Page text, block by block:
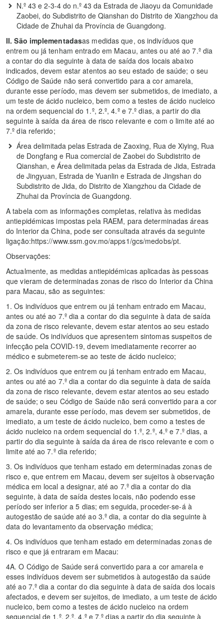
N.º 43 e 2-3-4 do n.º 43 da Estrada de Jiaoyu da Comunidade
Zaobei, do Subdistrito de Qianshan do Distrito de Xiangzhou da
Cidade de Zhuhai da Província de Guangdong.
II. São implementadasas medidas que, os indivíduos que
entrem ou já tenham entrado em Macau, antes ou até ao 7.º dia
a contar do dia seguinte à data de saída dos locais abaixo
indicados, devem estar atentos ao seu estado de saúde; o seu
Código de Saúde não será convertido para a cor amarela,
durante esse período, mas devem ser submetidos, de imediato, a
um teste de ácido nucleico, bem como a testes de ácido nucleico
na ordem sequencial do 1.º, 2.º, 4.º e 7.º dias, a partir do dia
seguinte à saída da área de risco relevante e com o limite até ao
7.º dia referido;
Área delimitada pelas Estrada de Zaoxing, Rua de Xiying, Rua
de Dongfang e Rua comercial de Zaobei do Subdistrito de
Qianshan, e Área delimitada pelas da Estrada de Jida, Estrada
de Jingyuan, Estrada de Yuanlin e Estrada de Jingshan do
Subdistrito de Jida, do Distrito de Xiangzhou da Cidade de
Zhuhai da Província de Guangdong.
A tabela com as informações completas, relativa às medidas
antiepidémicas impostas pela RAEM, para determinadas áreas
do Interior da China, pode ser consultada através da seguinte
ligação:https://www.ssm.gov.mo/apps1/gcs/medobs/pt.
Observações:
Actualmente, as medidas antiepidémicas aplicadas às pessoas
que vieram de determinadas zonas de risco do Interior da China
para Macau, são as seguintes:
1. Os indivíduos que entrem ou já tenham entrado em Macau,
antes ou até ao 7.º dia a contar do dia seguinte à data de saída
da zona de risco relevante, devem estar atentos ao seu estado
de saúde. Os indivíduos que apresentem sintomas suspeitos de
infecção pela COVID-19, devem imediatamente recorrer ao
médico e submeterem-se ao teste de ácido nucleico;
2. Os indivíduos que entrem ou já tenham entrado em Macau,
antes ou até ao 7.º dia a contar do dia seguinte à data de saída
da zona de risco relevante, devem estar atentos ao seu estado
de saúde; o seu Código de Saúde não será convertido para a cor
amarela, durante esse período, mas devem ser submetidos, de
imediato, a um teste de ácido nucleico, bem como a testes de
ácido nucleico na ordem sequencial do 1.º, 2.º, 4.º e 7.º dias, a
partir do dia seguinte à saída da área de risco relevante e com o
limite até ao 7.º dia referido;
3. Os indivíduos que tenham estado em determinadas zonas de
risco e, que entrem em Macau, devem ser sujeitos à observação
médica em local a designar, até ao 7.º dia a contar do dia
seguinte, à data de saída destes locais, não podendo esse
período ser inferior a 5 dias; em seguida, proceder-se-á à
autogestão de saúde até ao 3.º dia, a contar do dia seguinte à
data do levantamento da observação médica;
4. Os indivíduos que tenham estado em determinadas zonas de
risco e que já entraram em Macau:
4A. O Código de Saúde será convertido para a cor amarela e
esses indivíduos devem ser submetidos à autogestão da saúde
até ao 7.º dia a contar do dia seguinte à data de saída dos locais
afectados, e devem ser sujeitos, de imediato, a um teste de ácido
nucleico, bem como a testes de ácido nucleico na ordem
sequencial de 1.º, 2.º, 4.º e 7.º dias a partir do dia seguinte à